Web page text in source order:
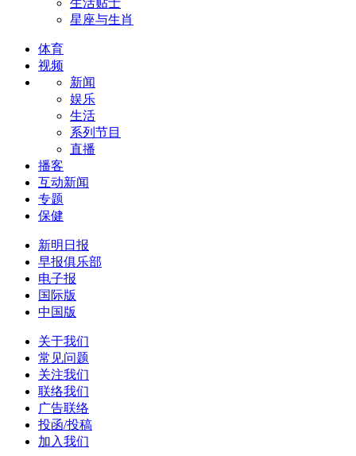
生活贴士
星座与生肖
体育
视频
新闻
娱乐
生活
系列节目
直播
播客
互动新闻
专题
保健
新明日报
早报俱乐部
电子报
国际版
中国版
关于我们
常见问题
关注我们
联络我们
广告联络
投函/投稿
加入我们